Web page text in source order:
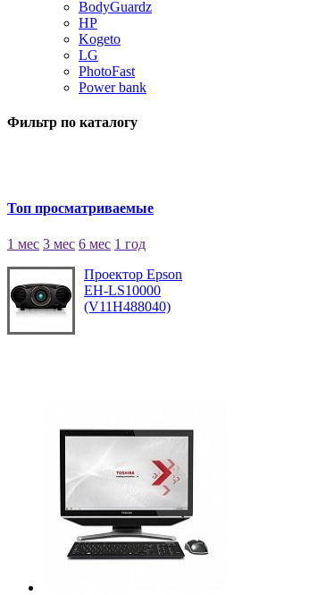
BodyGuardz
HP
Kogeto
LG
PhotoFast
Power bank
Фильтр по каталогу
Топ просматриваемые
1 мес 3 мес 6 мес 1 год
Проектор Epson
EH-LS10000
(V11H488040)